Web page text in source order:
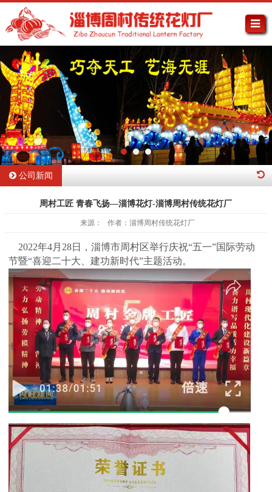
公司新闻
周村工匠 青春飞扬—淄博花灯-淄博周村传统花灯厂
来源： 作者：淄博周村传统花灯厂
2022年4月28日，淄博市周村区举行庆祝“五一”国际劳动
节暨“喜迎二十大、建功新时代”主题活动。